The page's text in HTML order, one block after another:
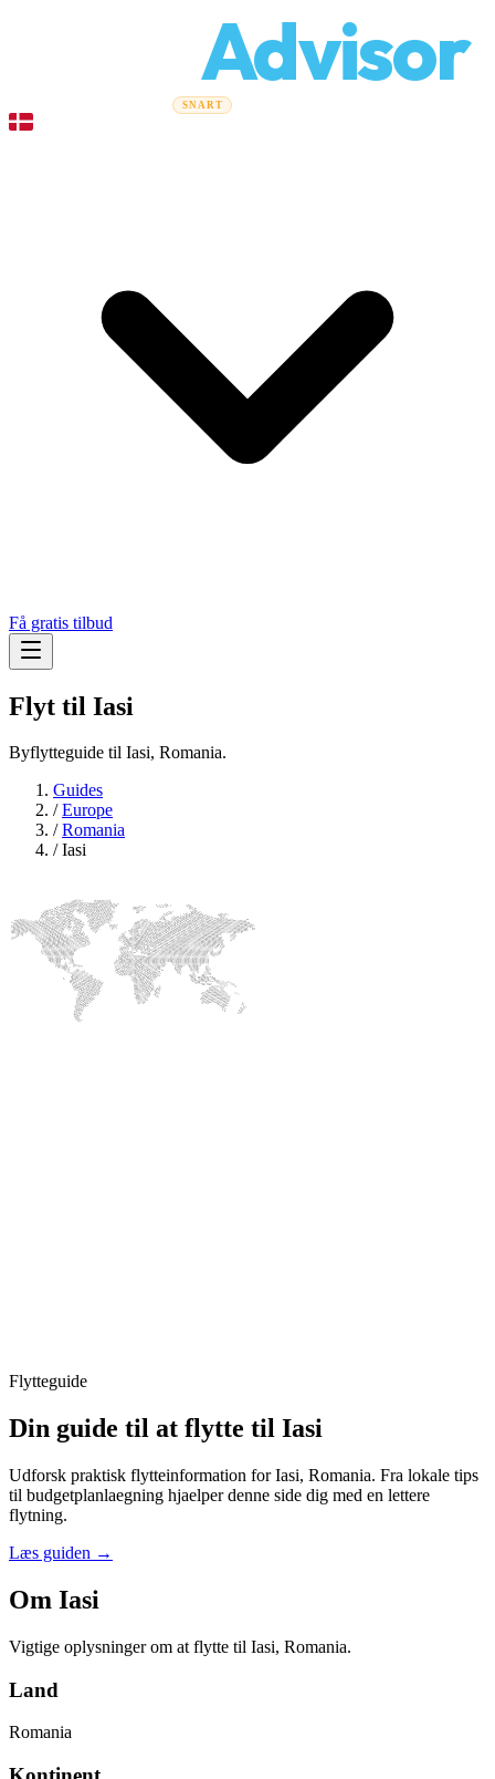
Advisor
Flyttefirmaer SNART
Få gratis tilbud
Flyt til Iasi
Byflytteguide til Iasi, Romania.
Guides
/Europe
/Romania
/Iasi
Flytteguide
Din guide til at flytte til Iasi
Udforsk praktisk flytteinformation for Iasi, Romania. Fra lokale tips
til budgetplanlaegning hjaelper denne side dig med en lettere
flytning.
Læs guiden →
Om Iasi
Vigtige oplysninger om at flytte til Iasi, Romania.
Land
Romania